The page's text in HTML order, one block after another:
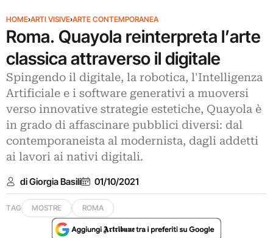
HOME›ARTI VISIVE›ARTE CONTEMPORANEA
Roma. Quayola reinterpreta l’arte
classica attraverso il digitale
Spingendo il digitale, la robotica, l'Intelligenza
Artificiale e i software generativi a muoversi
verso innovative strategie estetiche, Quayola è
in grado di affascinare pubblici diversi: dal
contemporaneista al modernista, dagli addetti
ai lavori ai nativi digitali.
di Giorgia Basili 01/10/2021
TAG MOSTRE ROMA